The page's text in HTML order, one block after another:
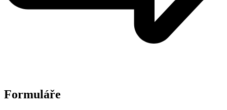
Formuláře